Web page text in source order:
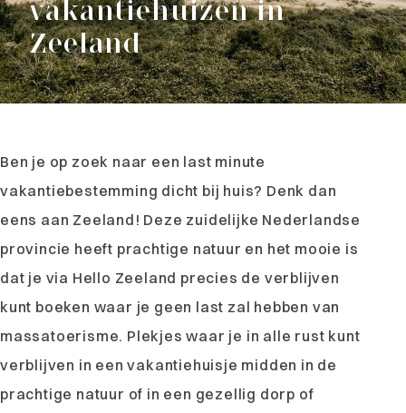
vakantiehuizen in
Zeeland
Ben je op zoek naar een last minute
vakantiebestemming dicht bij huis? Denk dan
eens aan Zeeland! Deze zuidelijke Nederlandse
provincie heeft prachtige natuur en het mooie is
dat je via Hello Zeeland precies de verblijven
kunt boeken waar je geen last zal hebben van
massatoerisme. Plekjes waar je in alle rust kunt
verblijven in een vakantiehuisje midden in de
prachtige natuur of in een gezellig dorp of